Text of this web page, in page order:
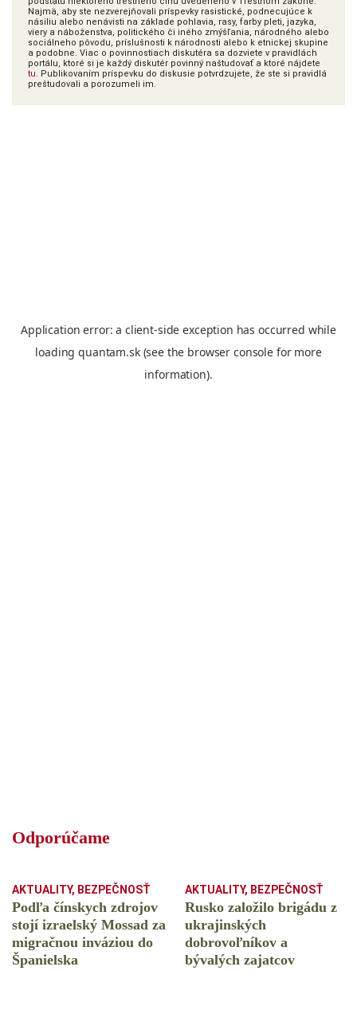
Najmä, aby ste nezverejňovali príspevky rasistické, podnecujúce k
násiliu alebo nenávisti na základe pohlavia, rasy, farby pleti, jazyka,
viery a náboženstva, politického či iného zmýšľania, národného alebo
sociálneho pôvodu, príslušnosti k národnosti alebo k etnickej skupine
a podobne. Viac o povinnostiach diskutéra sa dozviete v pravidlách
portálu, ktoré si je každý diskutér povinný naštudovať a ktoré nájdete
tu. Publikovaním príspevku do diskusie potvrdzujete, že ste si pravidlá
preštudovali a porozumeli im.
Odporúčame
AKTUALITY, BEZPEČNOSŤ
Podľa čínskych zdrojov
stojí izraelský Mossad za
migračnou inváziou do
Španielska
AKTUALITY, BEZPEČNOSŤ
Rusko založilo brigádu z
ukrajinských
dobrovoľníkov a
bývalých zajatcov